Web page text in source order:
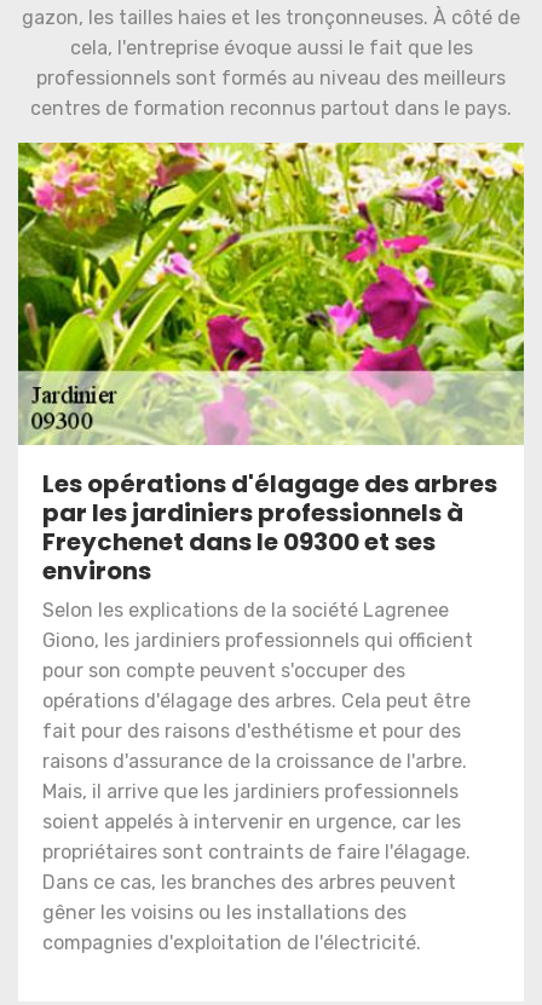
gazon, les tailles haies et les tronçonneuses. À côté de
cela, l'entreprise évoque aussi le fait que les
professionnels sont formés au niveau des meilleurs
centres de formation reconnus partout dans le pays.
Les opérations d'élagage des arbres
par les jardiniers professionnels à
Freychenet dans le 09300 et ses
environs
Selon les explications de la société Lagrenee
Giono, les jardiniers professionnels qui officient
pour son compte peuvent s'occuper des
opérations d'élagage des arbres. Cela peut être
fait pour des raisons d'esthétisme et pour des
raisons d'assurance de la croissance de l'arbre.
Mais, il arrive que les jardiniers professionnels
soient appelés à intervenir en urgence, car les
propriétaires sont contraints de faire l'élagage.
Dans ce cas, les branches des arbres peuvent
gêner les voisins ou les installations des
compagnies d'exploitation de l'électricité.